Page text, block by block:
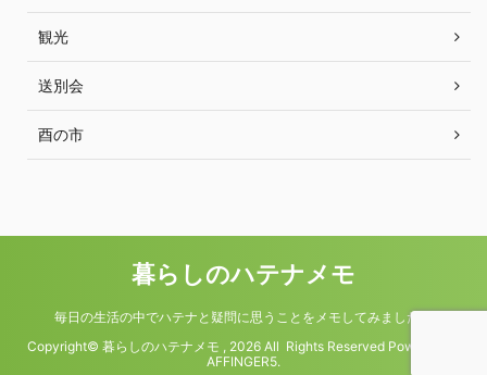
観光
送別会
酉の市
暮らしのハテナメモ
毎日の生活の中でハテナと疑問に思うことをメモしてみました。
Copyright© 暮らしのハテナメモ , 2026 All Rights Reserved Powered by
AFFINGER5.